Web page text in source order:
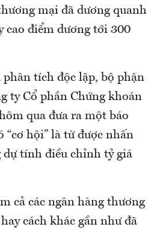
mại đã dương quanh
cao điểm dương tới 300
tích độc lập, bộ phận
ty Cổ phần Chứng khoán
qua đưa ra một báo
“cơ hội” là từ được nhấn
tính điều chỉnh tỷ giá
cả các ngân hàng thương
cách khác gần như đã